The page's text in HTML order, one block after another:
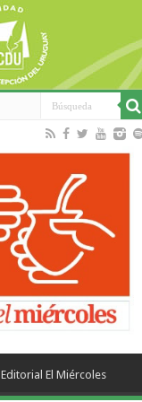
Editorial El Miércoles